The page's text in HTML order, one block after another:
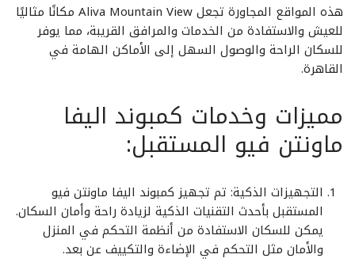
هذه المواقع المجاورة تجعل Aliva Mountain View مكانًا مثاليًا
للعيش والاستفادة من الخدمات والمرافق القريبة، مما يوفر
للسكان الراحة والوصول السهل إلى الأماكن الهامة في
القاهرة.
مميزات وخدمات كمبوند اليفا
ماونتن فيو المستقبل:
التجهيزات الذكية: تم تجهيز كمبوند اليفا ماونتن فيو
المستقبل بأحدث التقنيات الذكية لزيادة راحة وأمان السكان.
يمكن للسكان الاستفادة من أنظمة التحكم في المنزل
والأمان مثل التحكم في الإضاءة والتكييف عن بعد.